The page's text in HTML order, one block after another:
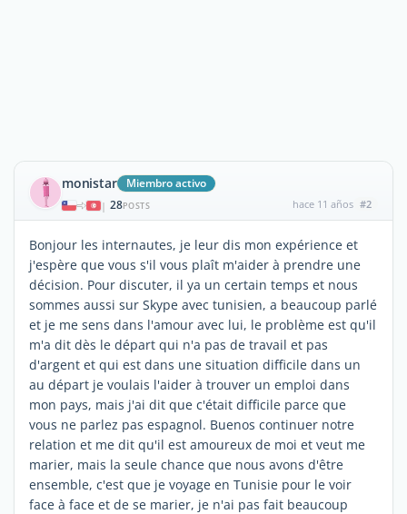
monistar Miembro activo
| 28POSTS hace 11 años #2
Bonjour les internautes, je leur dis mon expérience et
j'espère que vous s'il vous plaît m'aider à prendre une
décision. Pour discuter, il ya un certain temps et nous
sommes aussi sur Skype avec tunisien, a beaucoup parlé
et je me sens dans l'amour avec lui, le problème est qu'il
m'a dit dès le départ qui n'a pas de travail et pas
d'argent et qui est dans une situation difficile dans un
au départ je voulais l'aider à trouver un emploi dans
mon pays, mais j'ai dit que c'était difficile parce que
vous ne parlez pas espagnol. Buenos continuer notre
relation et me dit qu'il est amoureux de moi et veut me
marier, mais la seule chance que nous avons d'être
ensemble, c'est que je voyage en Tunisie pour le voir
face à face et de se marier, je n'ai pas fait beaucoup